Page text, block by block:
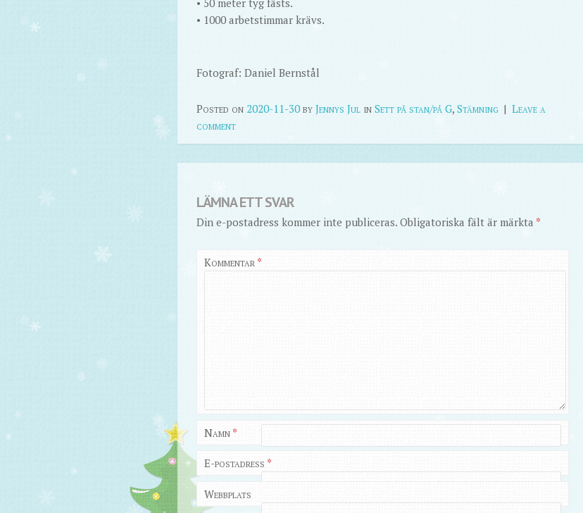
• 50 meter tyg fästs.
• 1000 arbetstimmar krävs.
Fotograf: Daniel Bernstål
Posted on 2020-11-30by Jennys Jul in Sett på stan/på G, Stämning | Leave a
comment
LÄMNA ETT SVAR
Din e-postadress kommer inte publiceras. Obligatoriska fält är märkta *
Kommentar *
Namn *
E-postadress *
Webbplats